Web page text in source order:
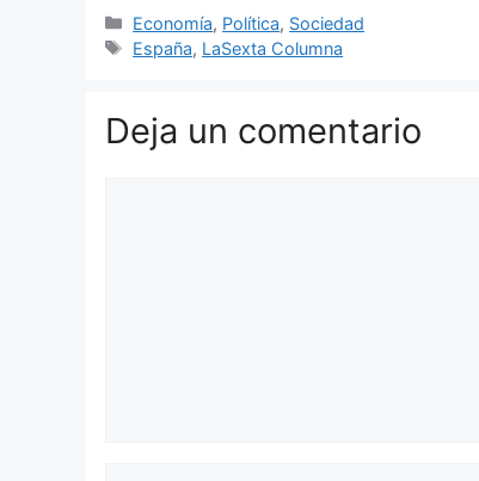
Categorías
Economía, Política, Sociedad
Etiquetas
España, LaSexta Columna
Deja un comentario